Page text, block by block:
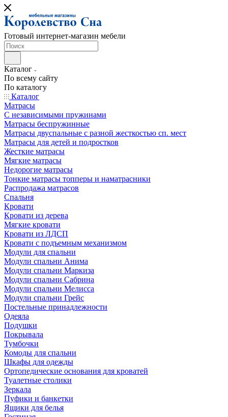
Готовый интернет-магазин мебели
Каталог
По всему сайту
По каталогу
Каталог
Матрасы
С независимыми пружинами
Матрасы беспружинные
Матрасы двуспальные с разной жесткостью сп. мест
Матрасы для детей и подростков
Жесткие матрасы
Мягкие матрасы
Недорогие матрасы
Тонкие матрасы топперы и наматрасники
Распродажа матрасов
Спальня
Кровати
Кровати из дерева
Мягкие кровати
Кровати из ЛДСП
Кровати с подъемным механизмом
Модули для спальни
Модули спальни Анима
Модули спальни Маркиза
Модули спальни Сабрина
Модули спальни Мелисса
Модули спальни Грейс
Постельные принадлежности
Одеяла
Подушки
Покрывала
Тумбочки
Комоды для спальни
Шкафы для одежды
Ортопедические основания для кроватей
Туалетные столики
Зеркала
Пуфики и банкетки
Ящики для белья